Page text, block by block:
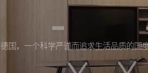
德国，一个科学严谨而追求生活品质的国